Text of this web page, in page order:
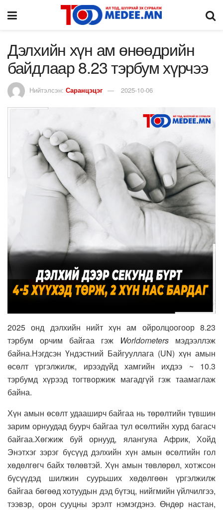
Дэлхийн хүн ам өнөөдрийн
байдлаар 8.23 тэрбум хүрчээ
Нийтэлсэн: Саранцэцэг 2025-10-06
2025 онд дэлхийн нийт хүн ам ойролцоогоор 8.23
тэрбум орчим байгаа гэж Worldometers мэдээллэж
байна.Нэгдсэн Үндэстний Байгууллага (UN) хүн амын
өсөлт үргэлжилж, ирээдүйд хамгийн ихдээ ~ 10.3
тэрбумд хүрээд тогтворжиж магадгүй гэж таамаглаж
байна.
Хүн амын өсөлт удааширч байгаа нь төрөлтийн түвшин
зарим орнуудад буурч байгаа тул өсөлтийн хурд багасч
байгаа.Хөгжиж буй орнууд, ялангуяа Африк, Хойд
Энэтхэг зэрэг бүсүүд дэлхийн хүн амын өсөлтийн гол
хөдөлгөгч байх төлөвтэй. Хүн амын төвлөрөл, хотжсон
бүсүүдэд шилжин суурьших хөдөлгөөн үргэлжилж
байгаа бөгөөд хотуудын дэд бүтэц, нийгмийн үйлчилгээ,
тээвэр, орон сууцны эрэлт нэмэгдэнэ. Өндөр настан,